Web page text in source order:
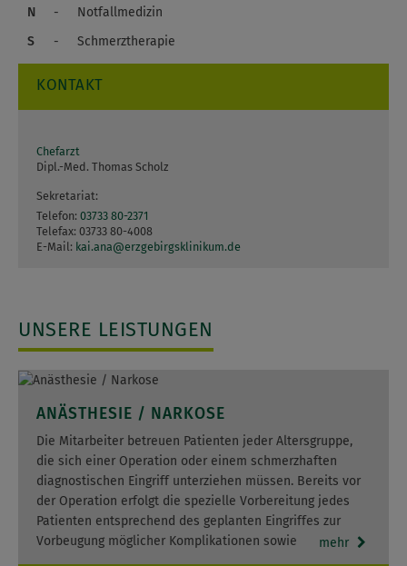
N
-
Notfallmedizin
S
- Schmerztherapie
KONTAKT
Chefarzt
Dipl.-Med. Thomas Scholz
Sekretariat:
Telefon: 03733 80-2371
Telefax: 03733 80-4008
E-Mail: kai.ana@erzgebirgsklinikum.de
UNSERE LEISTUNGEN
ANÄSTHESIE / NARKOSE
Die Mitarbeiter betreuen Patienten jeder Altersgruppe,
die sich einer Operation oder einem schmerzhaften
diagnostischen Eingriff unterziehen müssen. Bereits vor
der Operation erfolgt die spezielle Vorbereitung jedes
Patienten entsprechend des geplanten Eingriffes zur
Vorbeugung möglicher Komplikationen sowie
Verbesserung der…
mehr